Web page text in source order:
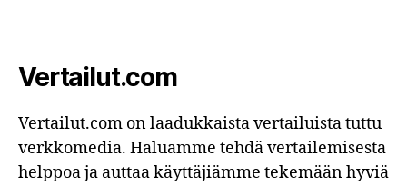
Vertailut.com
Vertailut.com on laadukkaista vertailuista tuttu
verkkomedia. Haluamme tehdä vertailemisesta
helppoa ja auttaa käyttäjiämme tekemään hyviä